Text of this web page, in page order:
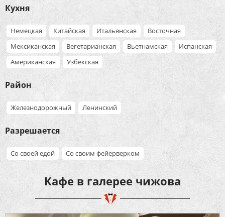
Кухня
Немецкая Китайская Итальянская
Восточная
Мексиканская
Вегетарианская Вьетнамская
Испанская
Американская
Узбекская
Район
Железнодорожный Ленинский
Разрешается
Со своей едой Со своим фейерверком
Кафе в галерее чижова